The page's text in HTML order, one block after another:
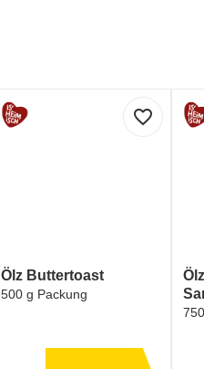
favorite_border
Ölz Buttertoast
500 g Packung